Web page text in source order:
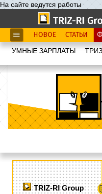
На сайте ведутся работы
НОВОЕ СТАТЬИ
УМНЫЕ ЗАРПЛАТЫ
TRIZ-RI Group